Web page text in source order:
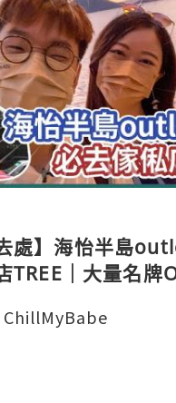
處】海怡半島
TREE｜大量名
CHLOE
ChillMyBabe